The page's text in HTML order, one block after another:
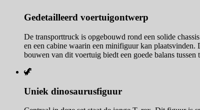
Gedetailleerd voertuigontwerp
De transporttruck is opgebouwd rond een solide
en een cabine waarin een minifiguur kan plaatsvinden.
bouwen van dit voertuig biedt een goede balans
🦖
Uniek dinosaurusfiguur